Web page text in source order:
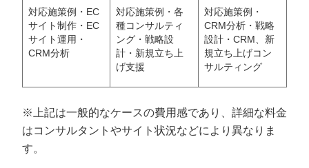
対応施策例・EC
サイト制作・EC
サイト運用・
CRM分析
対応施策例・各
種コンサルティ
ング・戦略設
計・新規立ち上
げ支援
対応施策例・
CRM分析・戦略
設計・CRM、新
規立ち上げコン
サルティング
※上記は一般的なケースの費用感であり、詳細な料金
はコンサルタントやサイト状況などにより異なりま
す。